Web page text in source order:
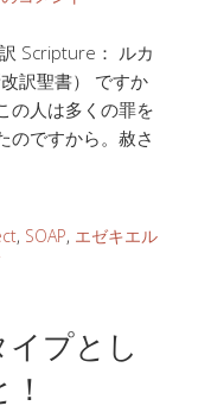
Scripture： ルカ
訳聖書） ですか
の人は多くの罪を
のですから。赦さ
, SOAP, エゼキエル
プとし